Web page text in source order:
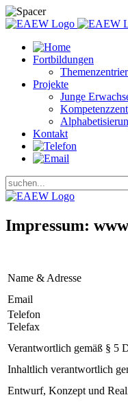
Fortbildungen
Projekte
Junge
Kontakt
Impressum:
Name & Adresse
Email
Telefon
Telefax
Verantwortlich gemäß § 5
Inhaltlich verantwortlich
Entwurf, Konzept und